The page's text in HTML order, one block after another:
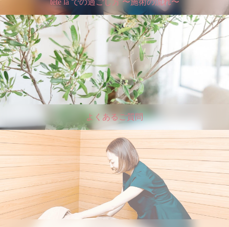
tete la での過ごし方 〜施術の流れ〜
よくあるご質問